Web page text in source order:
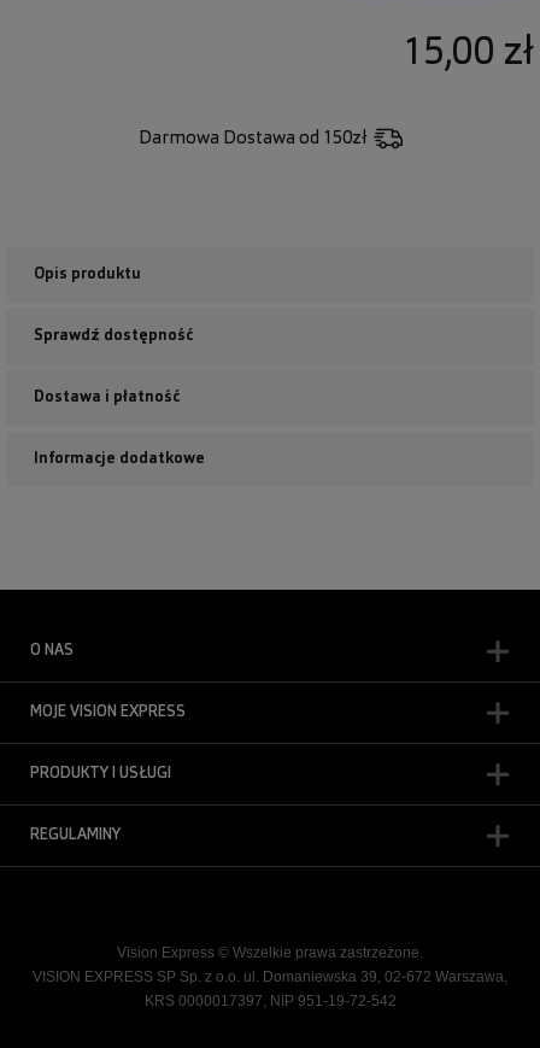
15,00 zł
Darmowa Dostawa od 150zł
Opis produktu
Sprawdź dostępność
Dostawa i płatność
Informacje dodatkowe
O NAS
MOJE VISION EXPRESS
PRODUKTY I USŁUGI
REGULAMINY
Vision Express © Wszelkie prawa zastrzeżone.
VISION EXPRESS SP Sp. z o.o. ul. Domaniewska 39, 02-672 Warszawa,
KRS 0000017397, NIP 951-19-72-542